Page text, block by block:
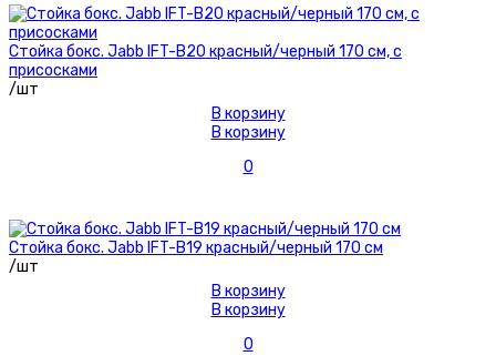
Стойка бокс. Jabb IFT-B20 красный/черный 170 см, с
присосками
/шт
В корзину
В корзину
0
Стойка бокс. Jabb IFT-B19 красный/черный 170 см
/шт
В корзину
В корзину
0